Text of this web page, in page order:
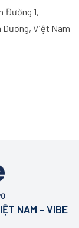
Đường 1,
Dương, Việt Nam
NAM - VIBE